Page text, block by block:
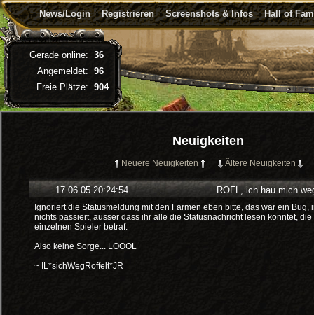
News/Login Registrieren Screenshots & Infos Hall of
Neuigkeiten
Neuere Neuigkeiten Ältere Neuigkeiten
17.06.05 20:24:54 ROFL, ich hau mich
Ignoriert die Statusmeldung mit den Farmen eben bitte, das war ein Bug,
nichts passiert, ausser dass ihr alle die Statusnachricht lesen konntet,
einzelnen Spieler betraf.
Also keine Sorge... LOOOL
~ IL*sichWegRoffelt*JR
Gerade online: 36
Angemeldet: 96
Freie Plätze: 904